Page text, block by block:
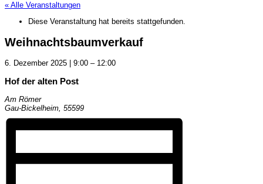
« Alle Veranstaltungen
Diese Veranstaltung hat bereits stattgefunden.
Weihnachtsbaumverkauf
6. Dezember 2025 | 9:00 – 12:00
Hof der alten Post
Am Römer
Gau-Bickelheim, 55599